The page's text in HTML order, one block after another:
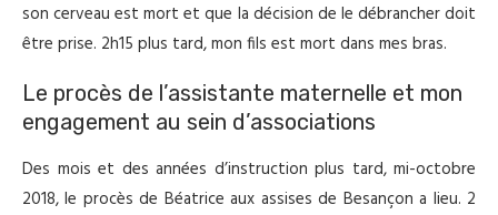
son cerveau est mort et que la décision de le débrancher doit
être prise. 2h15 plus tard, mon fils est mort dans mes bras.
Le procès de l’assistante maternelle et mon
engagement au sein d’associations
Des mois et des années d’instruction plus tard, mi-octobre
2018, le procès de Béatrice aux assises de Besançon a lieu. 2